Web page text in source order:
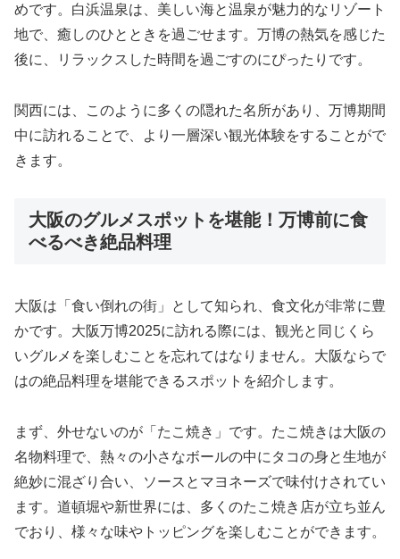
めです。白浜温泉は、美しい海と温泉が魅力的なリゾート
地で、癒しのひとときを過ごせます。万博の熱気を感じた
後に、リラックスした時間を過ごすのにぴったりです。
関西には、このように多くの隠れた名所があり、万博期間
中に訪れることで、より一層深い観光体験をすることがで
きます。
大阪のグルメスポットを堪能！万博前に食
べるべき絶品料理
大阪は「食い倒れの街」として知られ、食文化が非常に豊
かです。大阪万博2025に訪れる際には、観光と同じくら
いグルメを楽しむことを忘れてはなりません。大阪ならで
はの絶品料理を堪能できるスポットを紹介します。
まず、外せないのが「たこ焼き」です。たこ焼きは大阪の
名物料理で、熱々の小さなボールの中にタコの身と生地が
絶妙に混ざり合い、ソースとマヨネーズで味付けされてい
ます。道頓堀や新世界には、多くのたこ焼き店が立ち並ん
でおり、様々な味やトッピングを楽しむことができます。